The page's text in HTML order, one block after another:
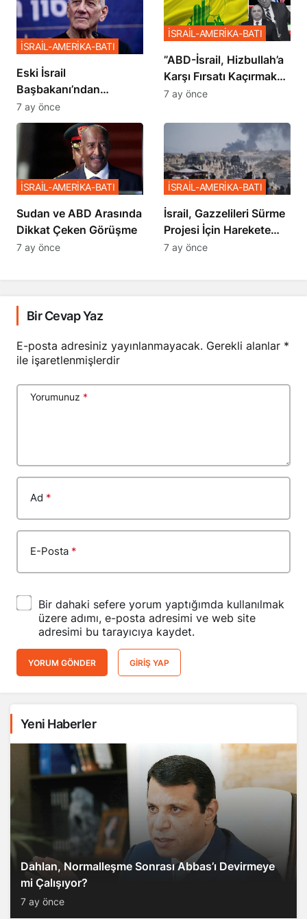
Eski İsrail
Başbakanı’ndan
Netanyahu’ya Ağır
Sözler
İSRAİL-AMERİKA-BATI
7 ay önce
​​​​​​​”ABD-İsrail, Hizbullah’a
Karşı Fırsatı Kaçırmak
İstemiyor”
İSRAİL-AMERİKA-BATI
7 ay önce
Sudan ve ABD Arasında
Dikkat Çeken Görüşme
İSRAİL-AMERİKA-BATI
7 ay önce
İsrail, Gazzelileri Sürme
Projesi İçin Harekete
Geçti
İSRAİL-AMERİKA-BATI
7 ay önce
Bir Cevap Yaz
E-posta adresiniz yayınlanmayacak. Gerekli alanlar *
ile işaretlenmişlerdir
Yorumunuz *
Ad *
E-Posta *
Bir dahaki sefere yorum yaptığımda kullanılmak
üzere adımı, e-posta adresimi ve web site
adresimi bu tarayıcıya kaydet.
YORUM GÖNDER GIRIŞ YAP
Yeni Haberler
Dahlan, Normalleşme Sonrası Abbas’ı Devirmeye
mi Çalışıyor?
7 ay önce